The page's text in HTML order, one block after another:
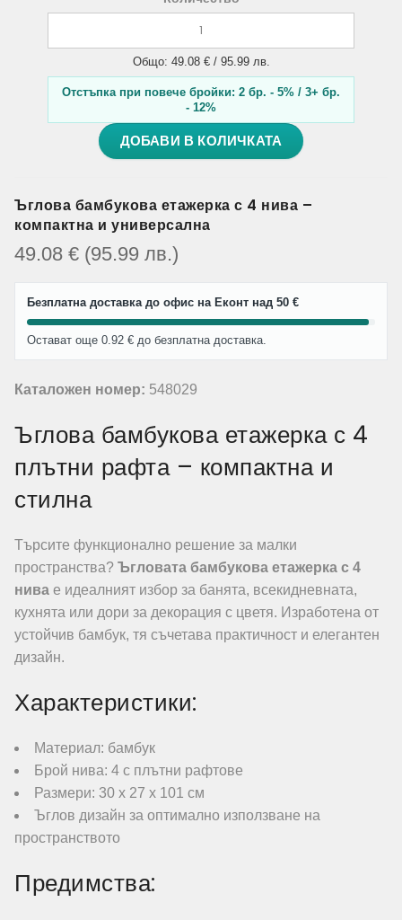
Общо: 49.08 € / 95.99 лв.
Отстъпка при повече бройки: 2 бр. - 5% / 3+ бр.
- 12%
ДОБАВИ В КОЛИЧКАТА
Ъглова бамбукова етажерка с 4 нива –
компактна и универсална
49.08 € (95.99 лв.)
Безплатна доставка до офис на Еконт над 50 €
Остават още 0.92 € до безплатна доставка.
Каталожен номер: 548029
Ъглова бамбукова етажерка с 4
плътни рафта – компактна и
стилна
Търсите функционално решение за малки
пространства? Ъгловата бамбукова етажерка с 4
нива е идеалният избор за банята, всекидневната,
кухнята или дори за декорация с цветя. Изработена от
устойчив бамбук, тя съчетава практичност и елегантен
дизайн.
Характеристики:
Материал: бамбук
Брой нива: 4 с плътни рафтове
Размери: 30 x 27 x 101 см
Ъглов дизайн за оптимално използване на
пространството
Предимства: